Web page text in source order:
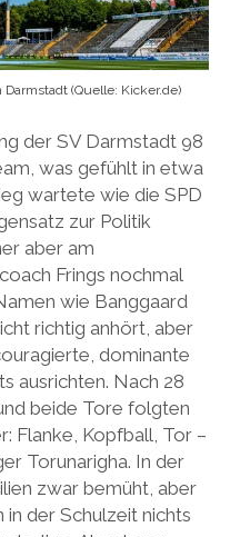
(Quelle: Kicker.de)
der SV Darmstadt 98
was gefühlt in etwa
wartete wie die SPD
zur Politik
aber am
Frings nochmal
wie Banggaard
richtig anhört, aber
dominante
ausrichten. Nach 28
beide Tore folgten
Flanke, Kopfball, Tor –
Torunarigha. In der
zwar bemüht, aber
der Schulzeit nichts